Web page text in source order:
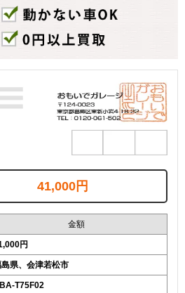
41,000円
金額
円
県、会津若松市
T75F02